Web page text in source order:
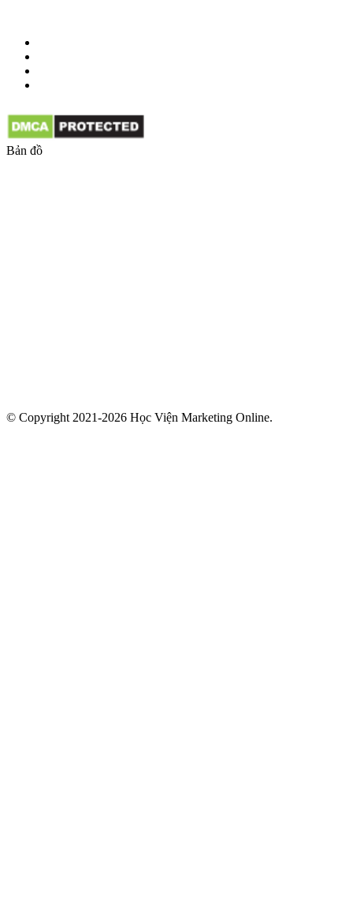
Bản đồ
© Copyright 2021-2026 Học Viện Marketing Online.